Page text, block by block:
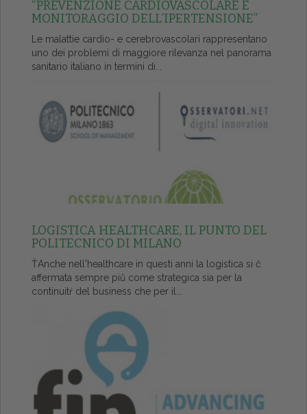
“PREVENZIONE CARDIOVASCOLARE E
MONITORAGGIO DELL’IPERTENSIONE”
Le malattie cardio- e cerebrovascolari rappresentano
uno dei problemi di maggiore rilevanza nel panorama
sanitario italiano in termini di...
LOGISTICA HEALTHCARE, IL PUNTO DEL
POLITECNICO DI MILANO
ŤAnche nell'healthcare in questi anni la logistica si č
affermata sempre piů come strategica sia per la
continuitŕ del business che per il...